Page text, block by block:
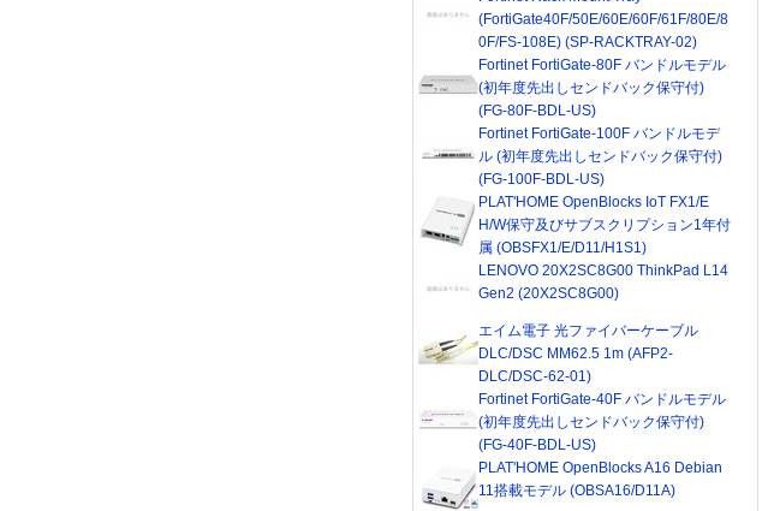
(FortiGate40F/50E/60E/60F/61F/80E/8
0F/FS-108E) (SP-RACKTRAY-02)
Fortinet FortiGate-80F バンドルモデル
(初年度先出しセンドバック保守付)
(FG-80F-BDL-US)
Fortinet FortiGate-100F バンドルモデ
ル (初年度先出しセンドバック保守付)
(FG-100F-BDL-US)
PLAT'HOME OpenBlocks IoT FX1/E
H/W保守及びサブスクリプション1年付
属 (OBSFX1/E/D11/H1S1)
LENOVO 20X2SC8G00 ThinkPad L14
Gen2 (20X2SC8G00)
エイム電子 光ファイバーケーブル
DLC/DSC MM62.5 1m (AFP2-
DLC/DSC-62-01)
Fortinet FortiGate-40F バンドルモデル
(初年度先出しセンドバック保守付)
(FG-40F-BDL-US)
PLAT'HOME OpenBlocks A16 Debian
11搭載モデル (OBSA16/D11A)